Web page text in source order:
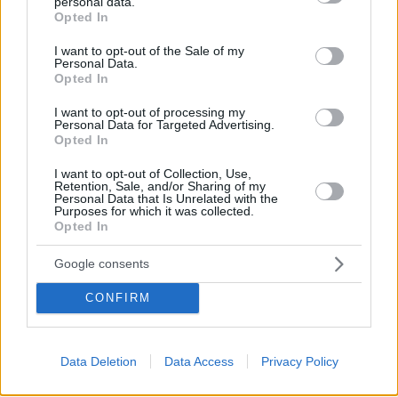
grant or deny consent to Google and its third-party tags to
use your data for below specified purposes in below Google
consent section.
Opted In
I want to opt-out of the Sale of my
Personal Data.
Opted In
I want to opt-out of processing my
Personal Data for Targeted Advertising.
Opted In
I want to opt-out of Collection, Use,
Retention, Sale, and/or Sharing of my
Personal Data that Is Unrelated with the
Purposes for which it was collected.
Opted In
Google consents
CONFIRM
Data Deletion Data Access Privacy Policy
Ολυμπιακός 9-5
Μπάγερν 9-5
Παναθηναϊκός 8-6
Αρμάνι Μιλάνο 8-6
Μπαρτσελόνα 8-6
Ερυθρός Αστέρας 7-7
Αναντολού Εφές 7-7
Παρτίζαν 6-8
Ρεάλ Μαδρίτης 6-8
Μπασκόνια 6-8
Βιλερμπάν 5-9
Μακάμπι Τελ Αβίβ 4-10
Βίρτους Μπολόνια 2-12